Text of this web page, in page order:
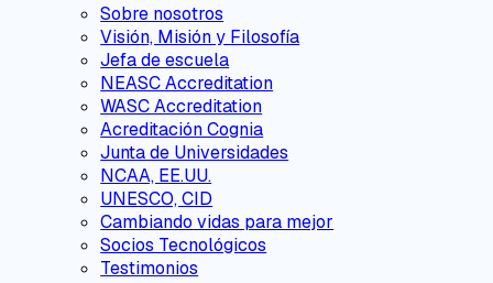
Sobre nosotros
Visión, Misión y Filosofía
Jefa de escuela
NEASC Accreditation
WASC Accreditation
Acreditación Cognia
Junta de Universidades
NCAA, EE.UU.
UNESCO, CID
Cambiando vidas para mejor
Socios Tecnológicos
Testimonios